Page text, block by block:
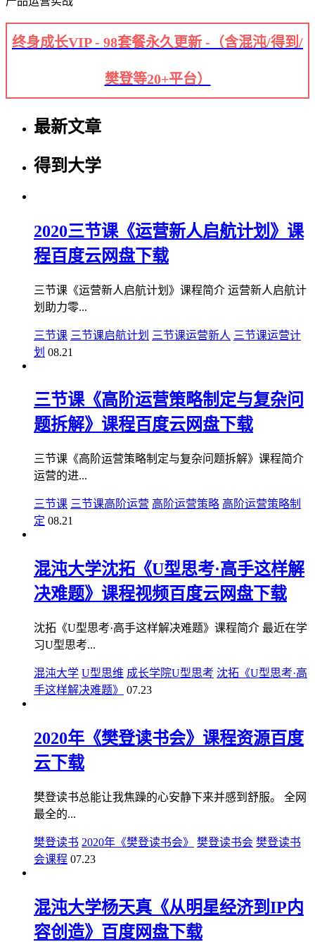
终身成长VIP - 98套餐永久更新 -（含混沌/得到/
樊登等20+平台）
最新文章
得到大学
2020三节课《运营新人启航计划》课
程百度云网盘下载
三节课《运营新人启航计划》课程简介 运营新人启航计
划助力零...
三节课 三节课启航计划 三节课运营新人 三节课运营计
划 08.21
三节课《高阶运营策略制定与复杂问
题拆解》课程百度云网盘下载
三节课《高阶运营策略制定与复杂问题拆解》课程简介
运营的进...
三节课 三节课高阶运营 高阶运营策略 高阶运营策略制
定 08.21
混沌大学沈拓《U型思考·高手这样解
决难题》课程视频百度云网盘下载
沈拓《U型思考·高手这样解决难题》课程简介 最近在学
习U型思考...
混沌大学 U型思维 成长学院U型思考 沈拓《U型思考·高
手这样解决难题》
07.23
2020年《樊登读书会》课程资源百度
云下载
樊登读书总能让我焦躁的心安静下来并感到舒服。 全网
最全的...
樊登读书 2020年《樊登读书会》 樊登读书会 樊登读书
会课程 07.23
混沌大学杨天真《从明星经济到IP内
容创造》百度网盘下载